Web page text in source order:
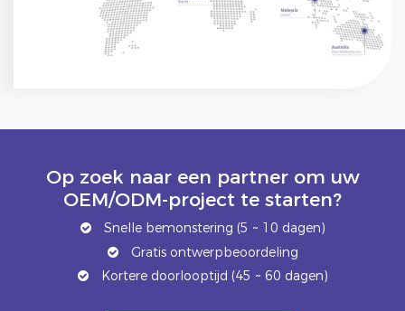
Op zoek naar een partner om uw
OEM/ODM-project te starten?
Snelle bemonstering (5 ~ 10 dagen)
Gratis ontwerpbeoordeling
Kortere doorlooptijd (45 ~ 60 dagen)